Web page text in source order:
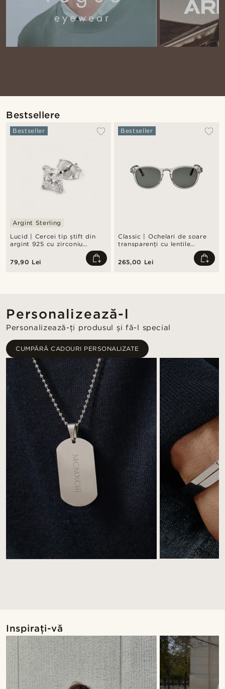
Bestsellere
Lucid | Cercei tip știft din
argint 925 cu zirconiu
Bestseller
Argint Sterling
79,90 Lei
Classic | Ochelari de soare
transparenți cu lentile
Bestseller
265,00 Lei
Personalizează-l
Personalizează-ți produsul și fă-l special
CUMPĂRĂ CADOURI PERSONALIZATE
Inspirați-vă